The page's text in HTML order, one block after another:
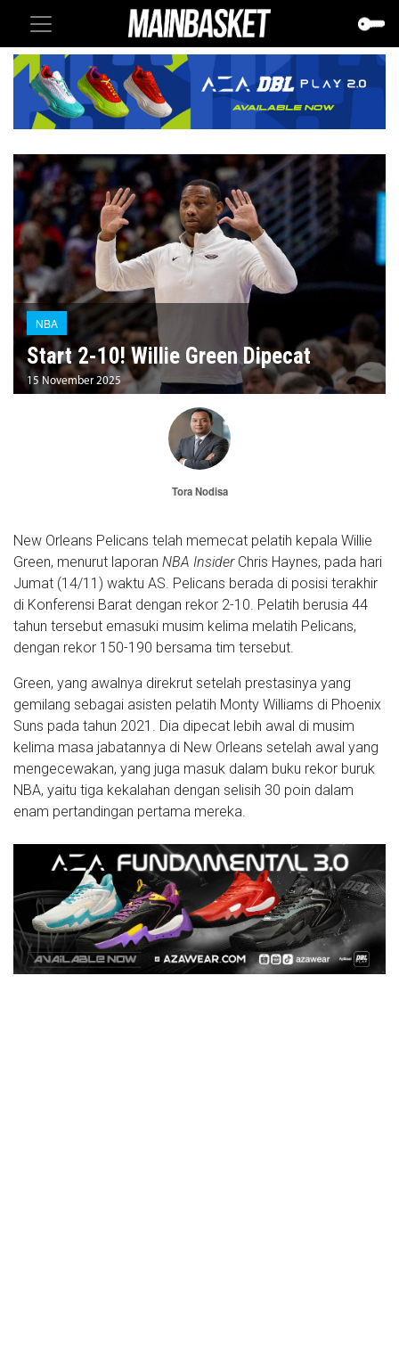
NBA
Start 2-10! Willie Green Dipecat
15 November 2025
Tora Nodisa
New Orleans Pelicans telah memecat pelatih kepala Willie
Green, menurut laporan NBA InsiderChris Haynes, pada hari
Jumat (14/11) waktu AS. Pelicans berada di posisi terakhir
di Konferensi Barat dengan rekor 2-10. Pelatih berusia 44
tahun tersebut emasuki musim kelima melatih Pelicans,
dengan rekor 150-190 bersama tim tersebut.
Green, yang awalnya direkrut setelah prestasinya yang
gemilang sebagai asisten pelatih Monty Williams di Phoenix
Suns pada tahun 2021. Dia dipecat lebih awal di musim
kelima masa jabatannya di New Orleans setelah awal yang
mengecewakan, yang juga masuk dalam buku rekor buruk
NBA, yaitu tiga kekalahan dengan selisih 30 poin dalam
enam pertandingan pertama mereka.